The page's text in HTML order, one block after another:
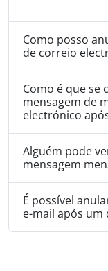
Como posso
de correio
Como é que se
mensagem de
electrónico
Alguém pode
mensagem
É possível
e-mail após um